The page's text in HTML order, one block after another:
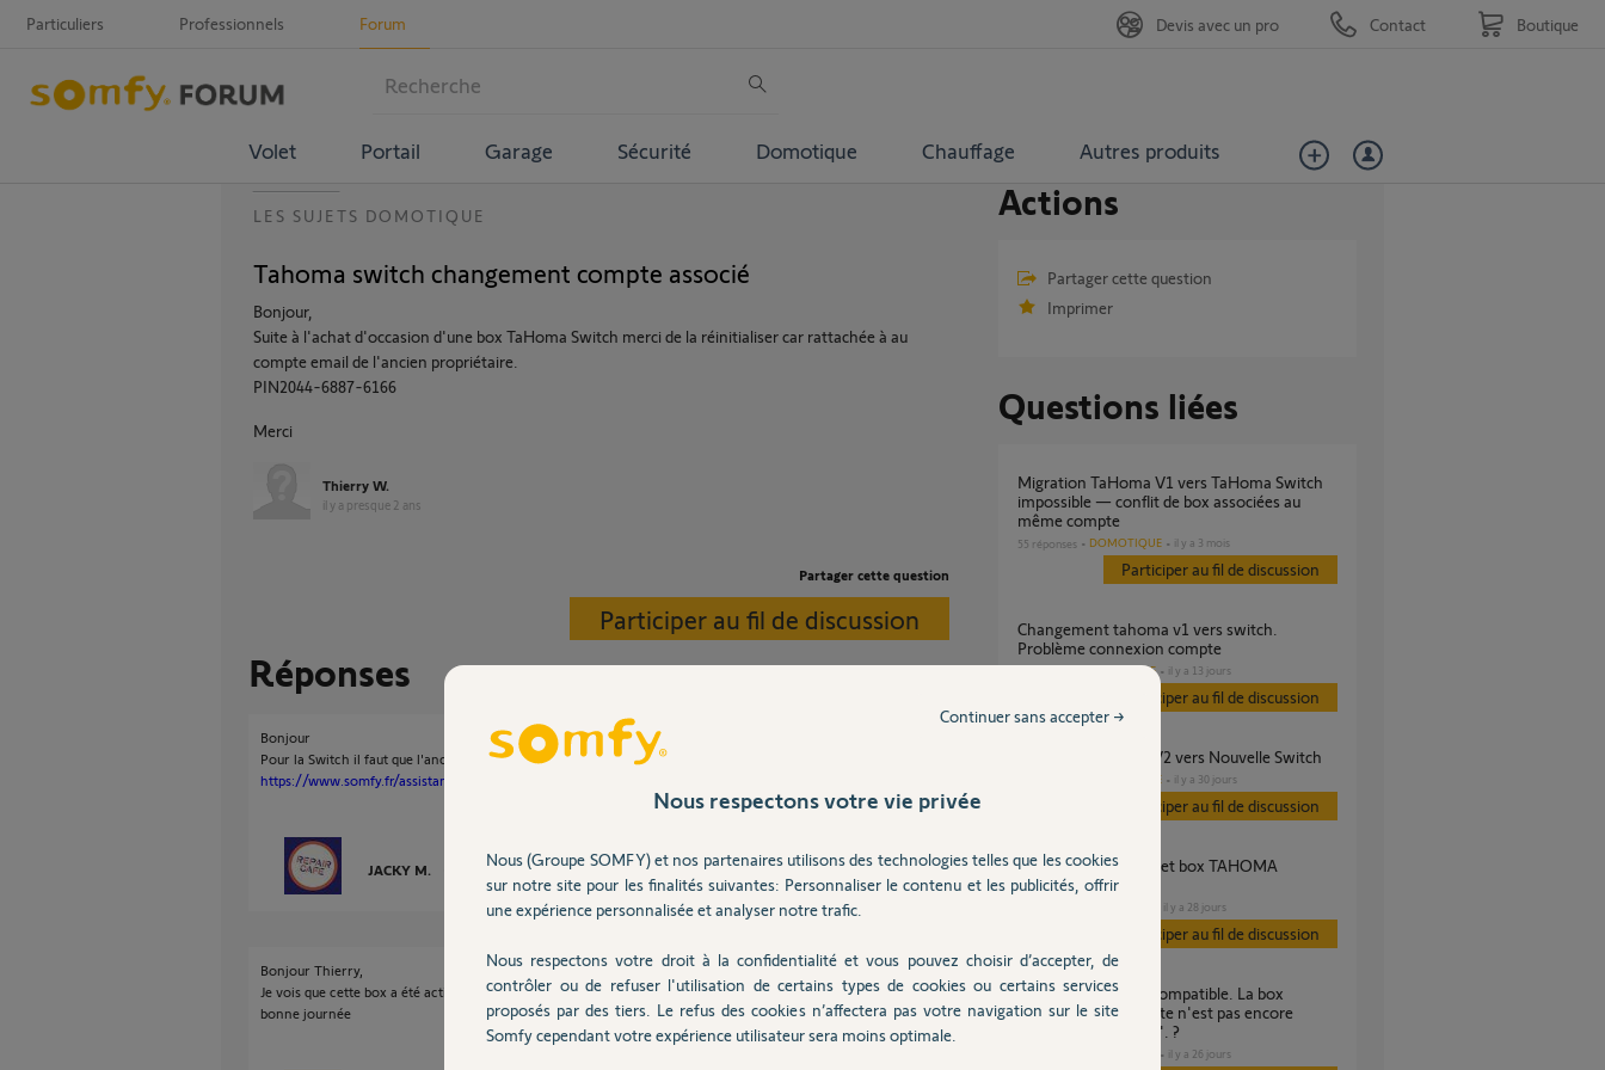
Particuliers Professionnels Forum
Volet Portail Garage Sécurité Domotique Chauffage Autres produits
Devis avec un pro Contact Boutique
LES SUJETS DOMOTIQUE
Tahoma switch changement compte associé
Bonjour,
Suite à l'achat d'occasion d'une box TaHoma Switch merci de la réinitialiser car rattachée à au
compte email de l'ancien propriétaire.
PIN2044-6887-6166
Merci
Thierry W.
il y a presque 2 ans
Partager cette question
Participer au fil de discussion
Réponses
Bonjour
Pour la Switch il faut que l'ancien propriétaire applique la procédure ci jointe
https://www.somfy.fr/assistance/faq?question=comment-rein...
JACKY M. il y a presque 2 ans
Bonjour Thierry,
Je vois que cette box a été activer a votre nom.
bonne journée
Actions
Partager cette question
Imprimer
Questions liées
Migration TaHoma V1 vers TaHoma Switch
impossible — conflit de box associées au
même compte
55 réponses DOMOTIQUE il y a 3 mois
Participer au fil de discussion
Changement tahoma v1 vers switch.
Problème connexion compte
DOMOTIQUE il y a 13 jours
Participer au fil de discussion
Migration Tahoma V2 vers Nouvelle Switch
DOMOTIQUE il y a 30 jours
Participer au fil de discussion
Association compte et box TAHOMA
SWITCH ?
il y a 28 jours
Participer au fil de discussion
"Box associée non compatible. La box
rattachée à ce compte n'est pas encore
compatible Tahoma". ?
il y a 26 jours
Nous respectons votre vie privée
Nous (Groupe SOMFY) et nos partenaires utilisons des technologies telles que les cookies
sur notre site pour les finalités suivantes: Personnaliser le contenu et les publicités, offrir
une expérience personnalisée et analyser notre trafic.
Nous respectons votre droit à la confidentialité et vous pouvez choisir d’accepter, de
contrôler ou de refuser l'utilisation de certains types de cookies ou certains services
proposés par des tiers. Le refus des cookies n’affectera pas votre navigation sur le site
Somfy cependant votre expérience utilisateur sera moins optimale.
Continuer sans accepter →